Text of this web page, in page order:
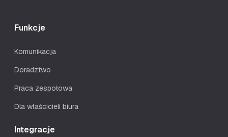
Funkcje
Komunikacja
Doradztwo
Praca zespołowa
Dla właścicieli biura
Integracje